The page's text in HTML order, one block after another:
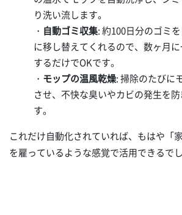
り洗い流します。
・ 自動ゴミ収集: 約100日分のゴミ
に移し替えてくれるので、数ヶ月
するだけでOKです。
・ モップの温風乾燥: 掃除のたびに
させ、不快な臭いやカビの発生を
す。
これだけ自動化されていれば、もはや「
を雇っているような感覚で活用できるでし